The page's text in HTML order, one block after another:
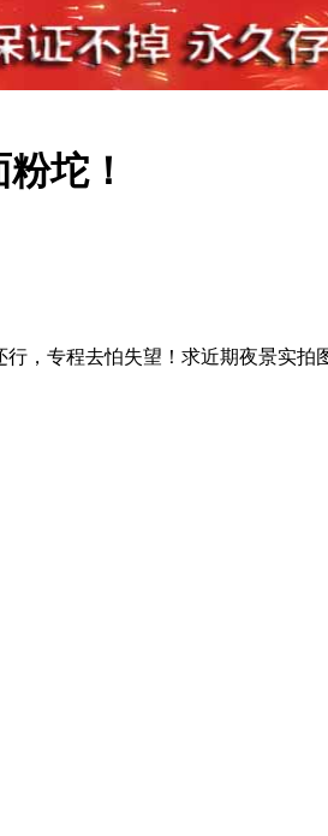
坨！
，专程去怕失望！求近期夜景实拍